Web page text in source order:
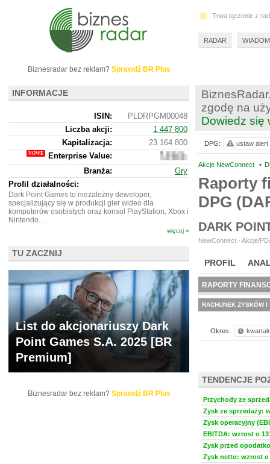
zgodę na
Dowiedz się
Akcje NewConnect •
Raporty
DPG
DARK
NewConnect - Akcje/
PROFIL
BR LAB
RAPORTY
RACHUNEK ZYSKÓW I
Okres:
TENDENCJE
Przychody ze
Zysk ze sprzedaży:
Zysk operacyjny
EBITDA: wzrost o
Zysk przed
Zysk netto: wzrost o
DPG: ustaw alert
Biznesradar bez reklam? Sprawdź BR Plus
INFORMACJE
ISIN:
PLDRPGM00048
Liczba akcji:
1 447 800
Kapitalizacja:
23 164 800
Enterprise Value:
22
942
800
Branża:
Gry
Profil działalności:
Dark Point Games to niezależny deweloper,
specjalizujący się w produkcji gier wideo dla
komputerów osobistych oraz konsol PlayStation, Xbox i
Nintendo...
więcej »
TU ZACZNIJ
List do akcjonariuszy Dark
Point Games S.A. 2025 [BR
Premium]
Biznesradar bez reklam? Sprawdź BR Plus
Trwa łączenie z
RADAR